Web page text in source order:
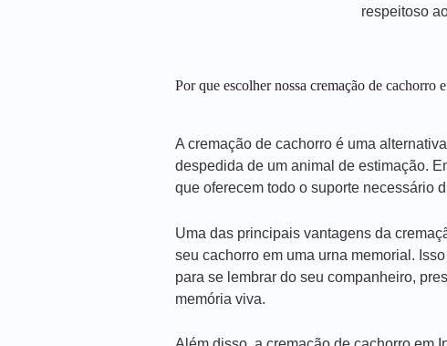
respeitoso
Por que escolher nossa cremação de cachorro
A cremação de cachorro é uma
despedida de um animal de estimação.
que oferecem todo o suporte necessário
Uma das principais vantagens da
seu cachorro em uma urna memorial.
para se lembrar do seu companheiro,
memória viva.